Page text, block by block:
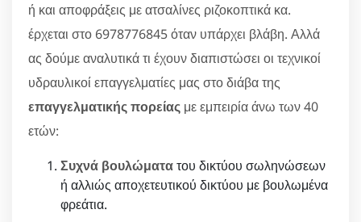
ή και αποφράξεις με ατσαλίνες ριζοκοπτικά κα.
έρχεται στο 6978776845 όταν υπάρχει βλάβη. Αλλά
ας δούμε αναλυτικά τι έχουν διαπιστώσει οι τεχνικοί
υδραυλικοί επαγγελματίες μας στο διάβα της
επαγγελματικής πορείας με εμπειρία άνω των 40
ετών:
Συχνά βουλώματατου δικτύου σωληνώσεων
ή αλλιώς αποχετευτικού δικτύου με βουλωμένα
φρεάτια.